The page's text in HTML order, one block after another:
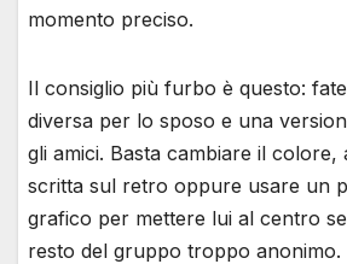
momento preciso.
Il consiglio più furbo è questo:
diversa per lo sposo e una
gli amici. Basta cambiare il colore,
scritta sul retro oppure usare un
grafico per mettere lui al centro
resto del gruppo troppo anonimo.